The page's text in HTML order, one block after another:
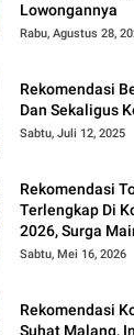
Lowongannya
Rabu, Agustus 28,
Rekomendasi
Dan Sekaligus
Sabtu, Juli 12, 2025
Rekomendasi
Terlengkap Di
2026, Surga
Sabtu, Mei 16, 2026
Rekomendasi
Suhat Malang,